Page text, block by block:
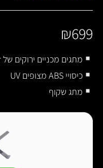
₪699
מתגים מכניים ירוקים של Razer™
כיסויי ABS מצופים UV
מתג שקוף